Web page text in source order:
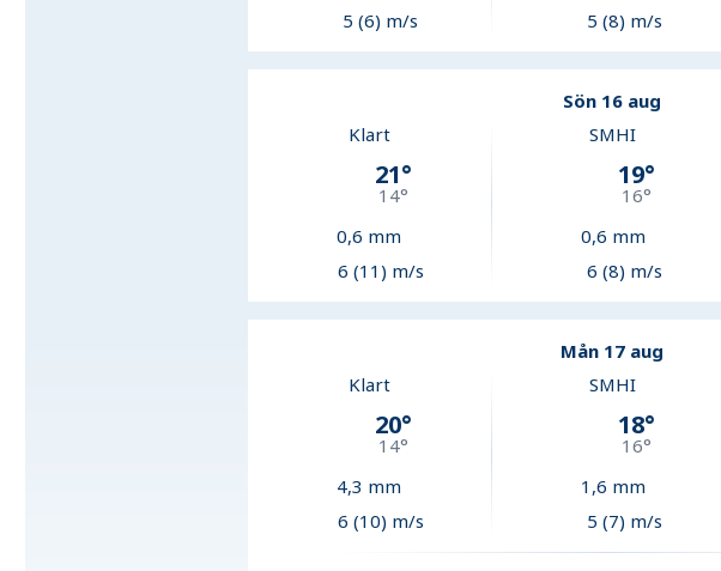
5 (6) m/s
5 (8) m/s
Sön 16 aug
Klart
21°
14°
0,6 mm
6 (11) m/s
SMHI
19°
16°
0,6 mm
6 (8) m/s
Mån 17 aug
Klart
20°
14°
4,3 mm
6 (10) m/s
SMHI
18°
16°
1,6 mm
5 (7) m/s